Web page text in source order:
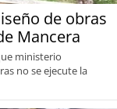
de obras
Mancera
ministerio
no se ejecute la